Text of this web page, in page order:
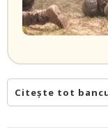
Citește tot